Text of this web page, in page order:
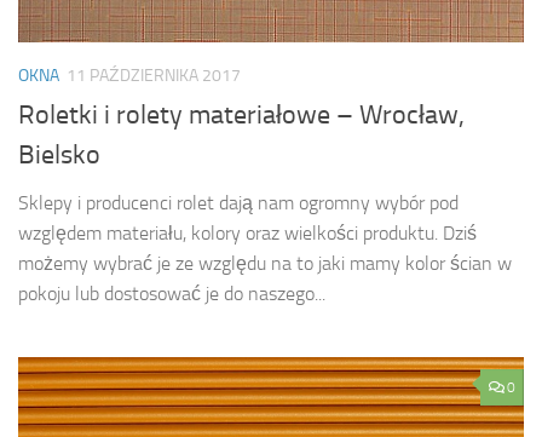
OKNA 11 PAŹDZIERNIKA 2017
Roletki i rolety materiałowe – Wrocław,
Bielsko
Sklepy i producenci rolet dają nam ogromny wybór pod
względem materiału, kolory oraz wielkości produktu. Dziś
możemy wybrać je ze względu na to jaki mamy kolor ścian w
pokoju lub dostosować je do naszego...
0